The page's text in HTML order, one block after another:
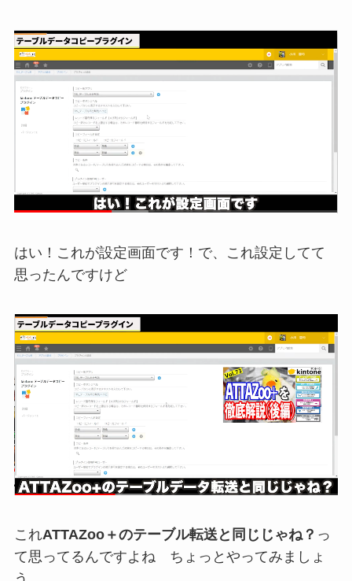
はい！これが設定画面です！で、これ設定してて
思ったんですけど
これATTAZoo＋のテーブル転送と同じじゃね？ っ
て思ってるんですよね ちょっとやってみましょ